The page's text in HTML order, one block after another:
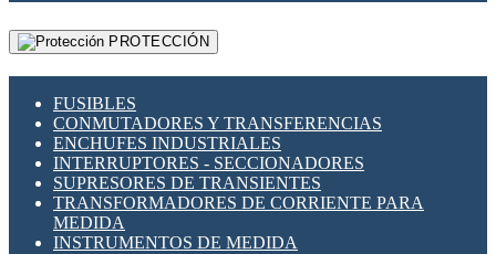
PROTECCIÓN
FUSIBLES
CONMUTADORES Y TRANSFERENCIAS
ENCHUFES INDUSTRIALES
INTERRUPTORES - SECCIONADORES
SUPRESORES DE TRANSIENTES
TRANSFORMADORES DE CORRIENTE PARA
MEDIDA
INSTRUMENTOS DE MEDIDA